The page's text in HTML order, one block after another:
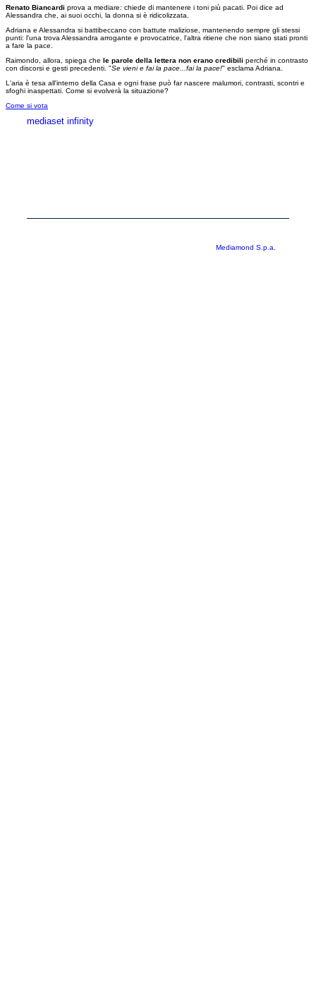
Renato Biancardi prova a mediare: chiede di mantenere i toni più pacati. Poi dice ad
Alessandra che, ai suoi occhi, la donna si è ridicolizzata.
Adriana e Alessandra si battibeccano con battute maliziose, mantenendo sempre gli stessi
punti: l'una trova Alessandra arrogante e provocatrice, l'altra ritiene che non siano stati pronti
a fare la pace.
Raimondo, allora, spiega che le parole della lettera non erano credibili perché in contrasto
con discorsi e gesti precedenti. "Se vieni e fai la pace...fai la pace!" esclama Adriana.
L'aria è tesa all'interno della Casa e ogni frase può far nascere malumori, contrasti, scontri e
sfoghi inaspettati. Come si evolverà la situazione?
Come si vota
mediaset infinity
Mediamond S.p.a.